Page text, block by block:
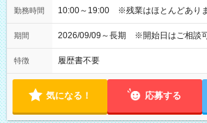
勤務時間 10:00～19:00 ※残業はほとんどあり
期間 2026/09/09～長期 ※開始日はご相談
特徴 履歴書不要
気になる！ 応募する